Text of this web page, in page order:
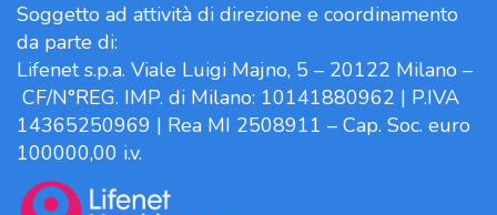
Soggetto ad attività di direzione e coordinamento
da parte di:
Lifenet s.p.a. Viale Luigi Majno, 5 – 20122 Milano –
CF/N°REG. IMP. di Milano: 10141880962 | P.IVA
14365250969 | Rea MI 2508911 – Cap. Soc. euro
100000,00 i.v.